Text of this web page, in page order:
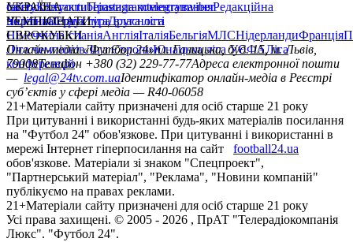
сайтуКонтактиПравила коментуванняРедакційна
політикаСтруктура власності
facebookxyoutubeinstagramtelegramviber
УКРАЇНА
УкраїнаПерша лігаДруга ліга
ЧЕМПІОНАТИ
НімеччинаІспаніяАнгліяІталіяБельгіяМЛСНідерландиФранція
ЄВРОКУБКИ
Ліга чемпіонівЛіга ЄвропиЮнацька ліга УЄФАЛіга
конференцій
Онлайн-медіа «Футбол 24»пл. Галицька, буд. 15, м. Львів,
79008Телефон +380 (32) 229-77-77Адреса електронної пошти
— legal@24tv.com.uaІдентифікатор онлайн-медіа в Реєстрі
суб’єктів у сфері медіа — R40-06058
21+Матеріали сайту призначені для осіб старше 21 року
При цитуванні і використанні будь-яких матеріалів посилання
на "Футбол 24" обов'язкове. При цитуванні і використанні в
мережі Інтернет гіперпосилання на сайт
football24.ua
обов'язкове. Матеріали зі знаком "Спецпроект",
"Партнерський матеріал", "Реклама", "Новини компаній"
публікуємо на правах реклами.
21+Матеріали сайту призначені для осіб старше 21 року
Усi права захищенi. © 2005 - 2026 , ПрАТ "Телерадіокомпанія
Люкс". "Футбол 24".